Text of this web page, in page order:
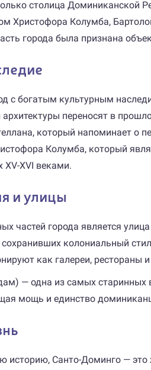
столица Доминиканской
Христофора Колумба,
города была признана
с богатым культурным
переносят в
который напоминает о
Колумба, который
XV-XVI веками.
и улицы
частей города является
колониальный
как галереи, рестораны
— одна из самых старинных
мощь и единство
историю, Санто-Доминго —